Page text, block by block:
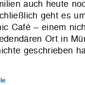
auch heute
geht es
Café – einem
Ort in
geschrieben